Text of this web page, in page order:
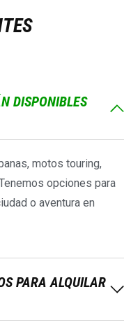
DISPONIBLES
motos touring,
opciones para
o aventura en
PARA ALQUILAR